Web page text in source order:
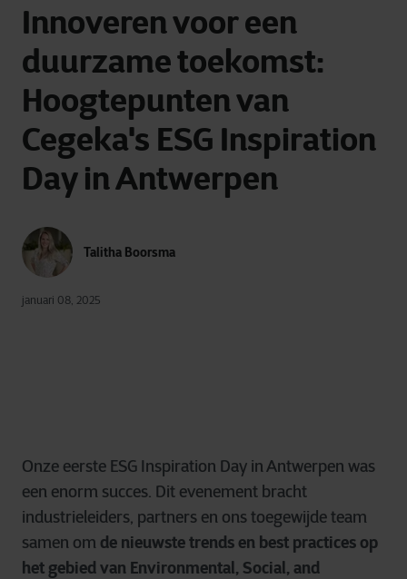
Innoveren voor een
duurzame toekomst:
Hoogtepunten van
Cegeka's ESG Inspiration
Day in Antwerpen
Talitha Boorsma
januari 08, 2025
Onze eerste ESG Inspiration Day in Antwerpen was
een enorm succes. Dit evenement bracht
industrieleiders, partners en ons toegewijde team
samen om de nieuwste trends en best practices op
het gebied van Environmental, Social, and